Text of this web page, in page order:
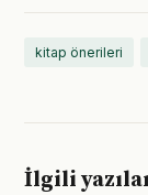
kitap önerileri
İlgili